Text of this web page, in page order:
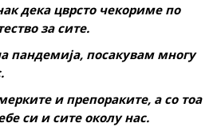
дека цврсто чекориме по
за сите.
пандемија, посакувам многу
и препораките, а со тоа
си и сите околу нас.